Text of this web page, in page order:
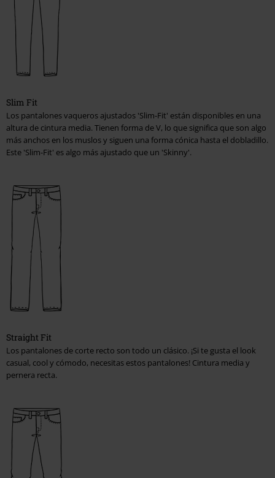
Gorras, Sombreros y Gorros
Zapatos, Botas, Zapatillas Mujeres
Bebés & Niños
Corte pantalones
Hombre
Instrucciones de lavado
Información del material
Tratamiento de las manchas
Slim Fit
Los pantalones vaqueros ajustados 'Slim-Fit' están disponibles en una
altura de cintura media. Tienen forma de V, lo que significa que son algo
más anchos en los muslos y siguen una forma cónica hasta el dobladillo.
Este 'Slim-Fit' es algo más ajustado que un 'Skinny'.
Straight Fit
Los pantalones de corte recto son todo un clásico. ¡Si te gusta el look
casual, cool y cómodo, necesitas estos pantalones! Cintura media y
pernera recta.